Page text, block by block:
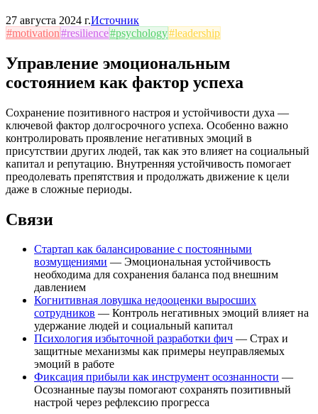
27 августа 2024 г.Источник
#motivation#resilience#psychology#leadership
Управление эмоциональным
состоянием как фактор успеха
Сохранение позитивного настроя и устойчивости духа —
ключевой фактор долгосрочного успеха. Особенно важно
контролировать проявление негативных эмоций в
присутствии других людей, так как это влияет на социальный
капитал и репутацию. Внутренняя устойчивость помогает
преодолевать препятствия и продолжать движение к цели
даже в сложные периоды.
Связи
Стартап как балансирование с постоянными
возмущениями — Эмоциональная устойчивость
необходима для сохранения баланса под внешним
давлением
Когнитивная ловушка недооценки выросших
сотрудников — Контроль негативных эмоций влияет на
удержание людей и социальный капитал
Психология избыточной разработки фич — Страх и
защитные механизмы как примеры неуправляемых
эмоций в работе
Фиксация прибыли как инструмент осознанности —
Осознанные паузы помогают сохранять позитивный
настрой через рефлексию прогресса